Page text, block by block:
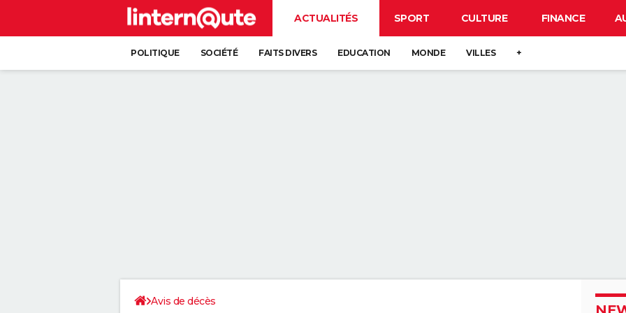
ACTUALITÉS SPORT CULTURE FINANCE
POLITIQUE SOCIÉTÉ FAITS DIVERS EDUCATION MONDE VILLES +
Avis de décès